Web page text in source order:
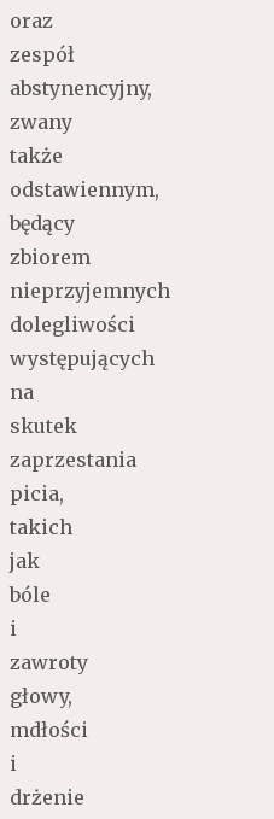
oraz
zespół
abstynencyjny,
zwany
także
odstawiennym,
będący
zbiorem
nieprzyjemnych
dolegliwości
występujących
na
skutek
zaprzestania
picia,
takich
jak
bóle
i
zawroty
głowy,
mdłości
i
drżenie